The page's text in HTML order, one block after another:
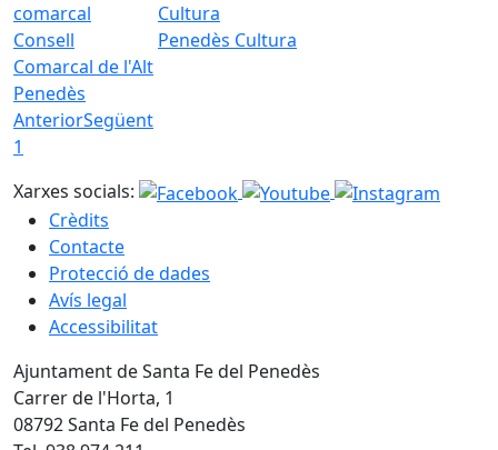
Consell
Comarcal de l'Alt
Penedès
Penedès Cultura
AnteriorSegüent
1
Xarxes socials:
Crèdits
Contacte
Protecció de dades
Avís legal
Accessibilitat
Ajuntament de Santa Fe del Penedès
Carrer de l'Horta, 1
08792 Santa Fe del Penedès